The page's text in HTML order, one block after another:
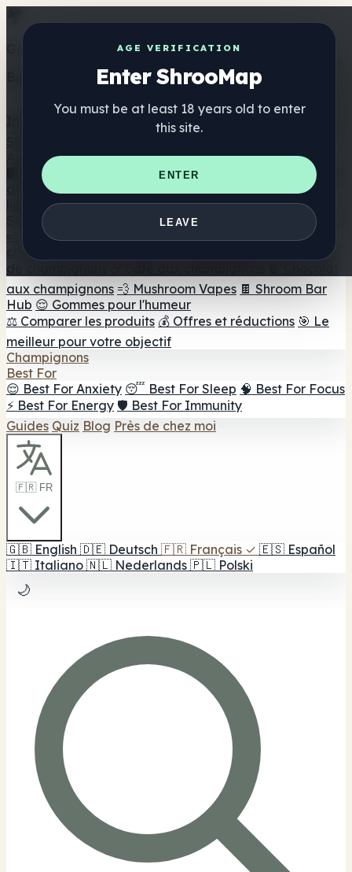
AGE VERIFICATION
Enter ShrooMap
You must be at least 18 years old to enter
this site.
ENTER
LEAVE
Get the ShrooMap app
Better than mobile web — one tap away
Annuaire
🏢 Répertoire des marques 📍 Recherche d'un magasin
de tête 🔮 Smartshop Finder
🛒 Magasins de tête en
Suppléments
🍬 Gommes aux champignons 💊 Capsules de
champignons
🫙 Poudres
aux champignons 💨 Mushroom Vapes 🍫 Shroom Bar
Hub 😌 Gommes pour l'humeur
⚖️ Comparer les produits 💰 Offres et réductions 🎯 Le
meilleur pour votre objectif
Champignons
Best For
😌 Best For Anxiety 😴 Best For Sleep 🧠 Best For Focus
⚡ Best For Energy 🛡️ Best For Immunity
Guides Quiz Blog Près de chez moi
🇫🇷 FR
🇬🇧 English 🇩🇪 Deutsch 🇫🇷 Français ✓ 🇪🇸 Español
🇮🇹 Italiano 🇳🇱 Nederlands 🇵🇱 Polski
🌙